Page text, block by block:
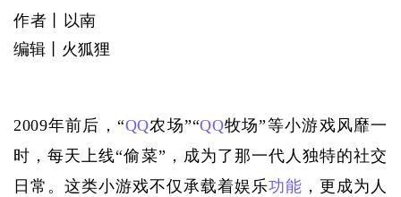
作者丨以南
编辑丨火狐狸
2009年前后，“QQ农场”“QQ牧场”等小游戏风靡一
时，每天上线“偷菜”，成为了那一代人独特的社交
日常。这类小游戏不仅承载着娱乐功能 ，更成为人